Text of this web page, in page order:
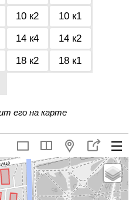
10 к2
10 к1
14 к4
14 к2
18 к2
18 к1
его на карте